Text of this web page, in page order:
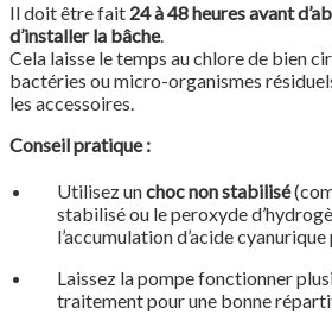
Il doit être fait 24 à 48 heures avant
d’installer la bâche.
Cela laisse le temps au chlore de bien
bactéries ou micro-organismes
les accessoires.
Conseil pratique :
Utilisez unchoc non stabilisé
stabilisé ou le peroxyde
l’accumulation d’acide cyanurique
Laissez la pompe fonctionner
traitement pour une bonne